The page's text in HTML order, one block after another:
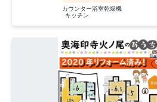
カウンター
キッチン
浴室乾燥機